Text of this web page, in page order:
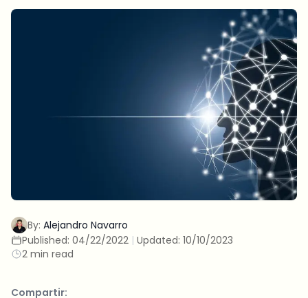
By: Alejandro Navarro
Published: 04/22/2022 | Updated: 10/10/2023
2 min read
Compartir: